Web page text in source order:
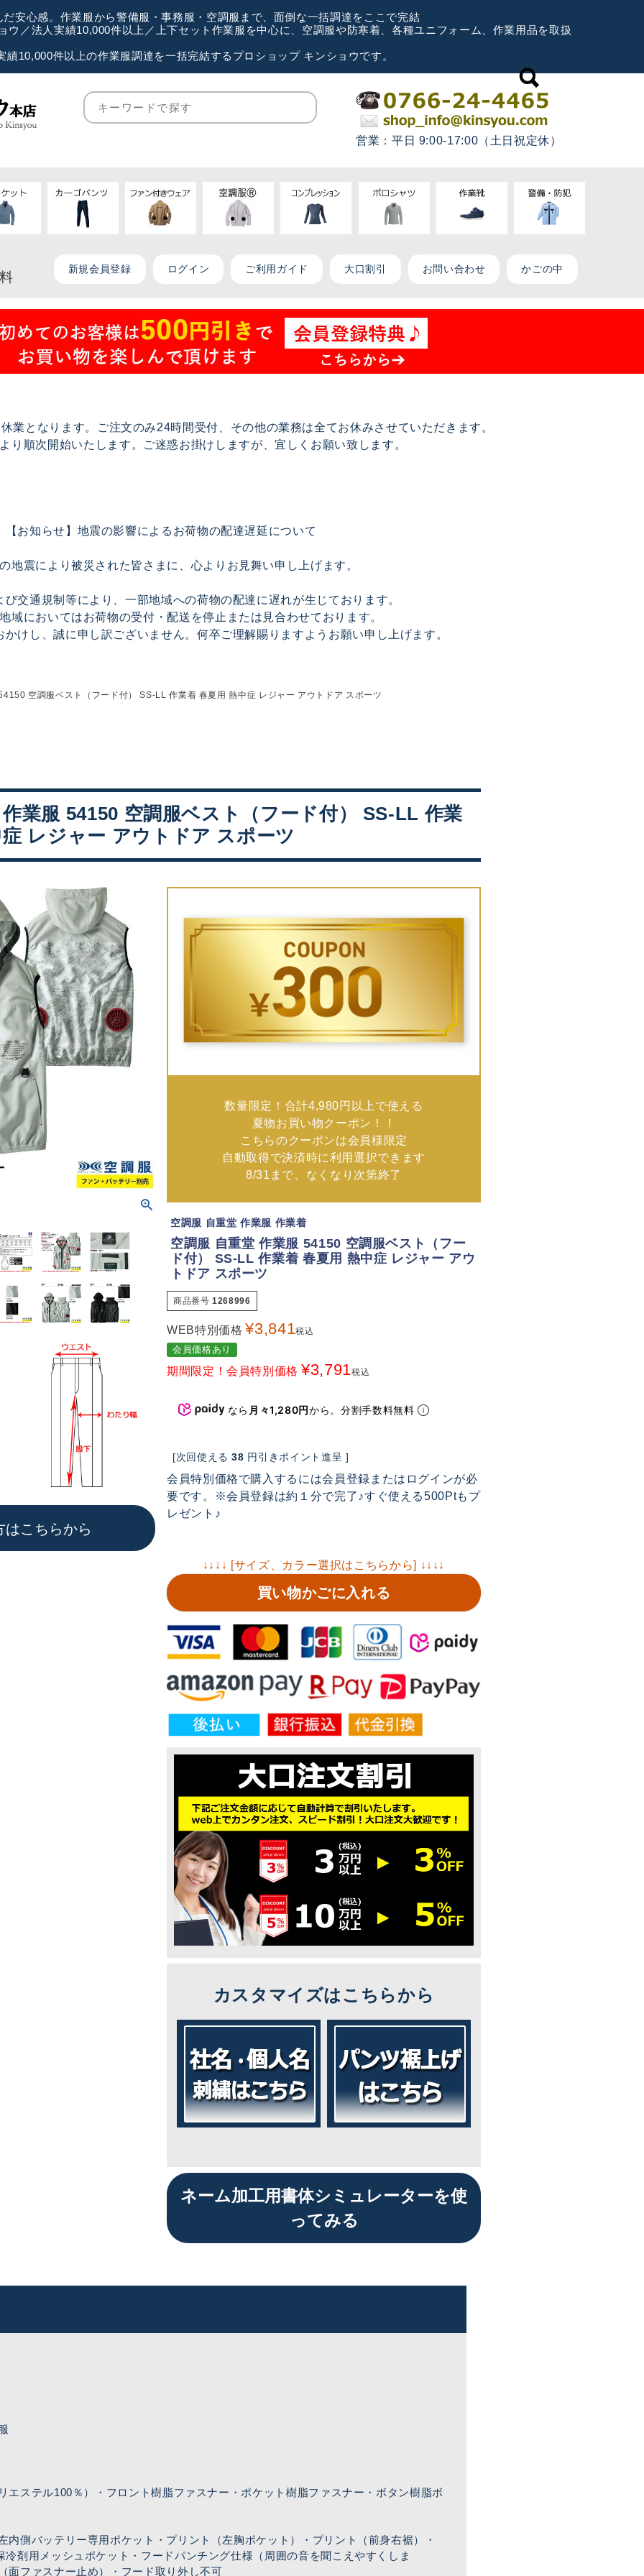
安心感。作業服から警備服・事務服・空調服まで、面倒な一括調達をここで完結
ウ／法人実績10,000件以上／上下セット作業服を中心に、空調服や防寒着、各種ユニフォーム、作業用品を取扱
績10,000件以上の作業服調達を一括完結するプロショップ キンショウです。
営業：平日 9:00-17:00（土日祝定休）
新規会員登録 ログイン ご利用ガイド 大口割引 お問い合わせ かごの中
業となります。ご注文のみ24時間受付、その他の業務は全てお休みさせていただきます。
り順次開始いたします。ご迷惑お掛けしますが、宜しくお願い致します。
【お知らせ】地震の影響によるお荷物の配達遅延について
地震により被災された皆さまに、心よりお見舞い申し上げます。
び交通規制等により、一部地域への荷物の配達に遅れが生じております。
域においてはお荷物の受付・配送を停止または見合わせております。
けし、誠に申し訳ございません。何卒ご理解賜りますようお願い申し上げます。
空調服ベスト（フード付） SS-LL 作業着 春夏用 熱中症 レジャー アウトドア スポーツ
業服 54150 空調服ベスト（フード付） SS-LL 作業
レジャー アウトドア スポーツ
はこちらから
数量限定！合計4,980円以上で使える
夏物お買い物クーポン！！
こちらのクーポンは会員様限定
自動取得で決済時に利用選択できます
8/31まで、なくなり次第終了
空調服 自重堂 作業服 作業着
空調服 自重堂 作業服 54150 空調服ベスト（フー
ド付） SS-LL 作業着 春夏用 熱中症 レジャー アウ
トドア スポーツ
商品番号 1268996
WEB特別価格 ¥3,841税込
会員価格あり
期間限定！会員特別価格 ¥3,791税込
なら 月々1,280円から。分割手数料無料
[次回使える 38 円引きポイント進呈 ]
会員特別価格で購入するには会員登録またはログインが必
要です。※会員登録は約１分で完了♪すぐ使える500Ptもプ
レゼント♪
↓↓↓↓ [サイズ、カラー選択はこちらから] ↓↓↓↓
買い物かごに入れる
カスタマイズはこちらから
ネーム加工用書体シミュレーターを使
ってみる
ステル100％）・フロント樹脂ファスナー・ポケット樹脂ファスナー・ボタン樹脂ボ
側バッテリー専用ポケット・プリント（左胸ポケット）・プリント（前身右裾）・
冷剤用メッシュポケット・フードパンチング仕様（周囲の音を聞こえやすくしま
面ファスナー止め）・フード取り外し不可